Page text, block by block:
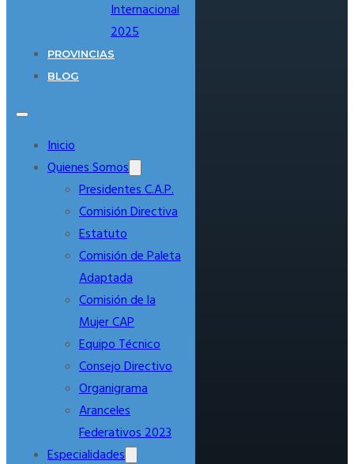
Internacional
2025
PROVINCIAS
BLOG
Inicio
Quienes Somos
Presidentes C.A.P.
Comisión Directiva
Estatuto
Comisión de Paleta
Adaptada
Comisión de la
Mujer CAP
Equipo Técnico
Consejo Directivo
Organigrama
Aranceles
Federativos 2023
Especialidades